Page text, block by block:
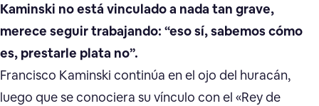
Kaminski no está vinculado a nada tan grave,
merece seguir trabajando: “eso sí, sabemos cómo
es, prestarle plata no”.
Francisco Kaminski continúa en el ojo del huracán,
luego que se conociera su vínculo con el «Rey de